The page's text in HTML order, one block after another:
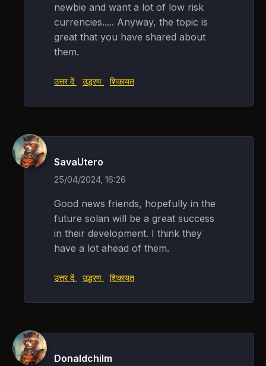
newbie and want a lot of low risk
currencies..... Anyway, the topic is
great that you have shared about
them.
उत्तर दें उद्धरण शिकायत
SavaUtero
25/04/2024, 16:26
Good news friends, hopefully in the
future solan will be a great success
in their development. I think they
have a lot ahead of them.
उत्तर दें उद्धरण शिकायत
Donaldchilm